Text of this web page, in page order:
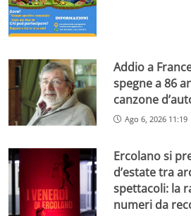
Addio a
spegne a 86
canzone
Ago 6, 2026 11:19
Ercolano si
d’estate tra
spettacoli: la
numeri da